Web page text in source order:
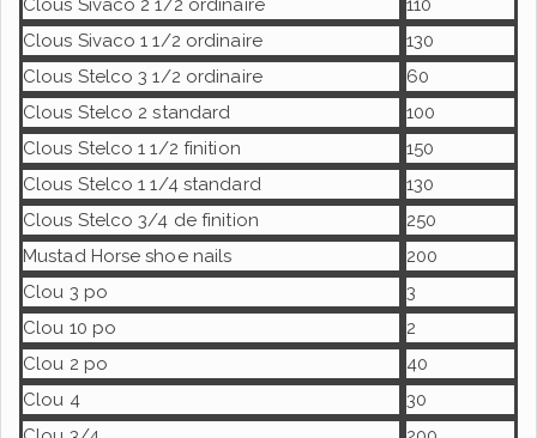
Clous Sivaco 2 1/2 ordinaire
110
Clous Sivaco 1 1/2 ordinaire
130
Clous Stelco 3 1/2 ordinaire
60
Clous Stelco 2 standard
100
Clous Stelco 1 1/2 finition
150
Clous Stelco 1 1/4 standard
130
Clous Stelco 3/4 de finition
250
Mustad Horse shoe nails
200
Clou 3 po
3
Clou 10 po
2
Clou 2 po
40
Clou 4
30